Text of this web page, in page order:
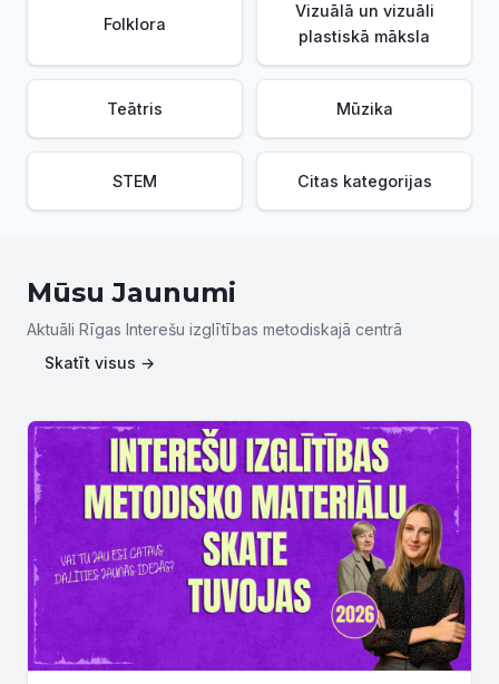
Folklora
Vizuālā un vizuāli
plastiskā māksla
Teātris Mūzika
STEM Citas kategorijas
Mūsu Jaunumi
Aktuāli Rīgas Interešu izglītības metodiskajā centrā
Skatīt visus →